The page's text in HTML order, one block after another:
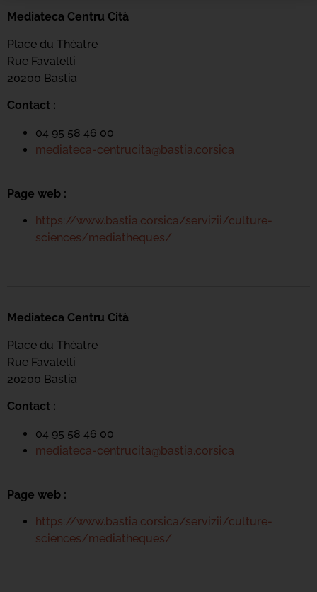
Mediateca Centru Cità
Place du Théatre
Rue Favalelli
20200 Bastia
Contact :
04 95 58 46 00
mediateca-centrucita@bastia.corsica
Page web :
https://www.bastia.corsica/servizii/culture-
sciences/mediatheques/
Mediateca Centru Cità
Place du Théatre
Rue Favalelli
20200 Bastia
Contact :
04 95 58 46 00
mediateca-centrucita@bastia.corsica
Page web :
https://www.bastia.corsica/servizii/culture-
sciences/mediatheques/